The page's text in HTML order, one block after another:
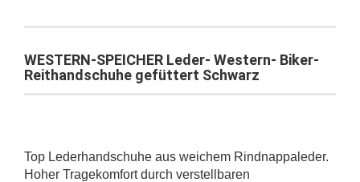
WESTERN-SPEICHER Leder- Western- Biker-
Reithandschuhe gefüttert Schwarz
Top Lederhandschuhe aus weichem Rindnappaleder.
Hoher Tragekomfort durch verstellbaren